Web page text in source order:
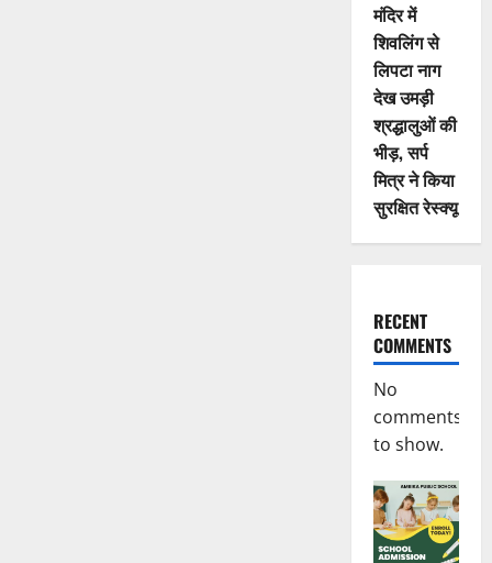
मंदिर में
शिवलिंग से
लिपटा नाग
देख उमड़ी
श्रद्धालुओं की
भीड़, सर्प
मित्र ने किया
सुरक्षित रेस्क्यू
RECENT
COMMENTS
No
comments
to show.